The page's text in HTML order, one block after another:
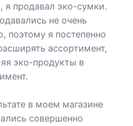
я продавал эко-сумки.
не очень
поэтому я постепенно
ассортимент,
эко-продукты в
в моем магазине
совершенно